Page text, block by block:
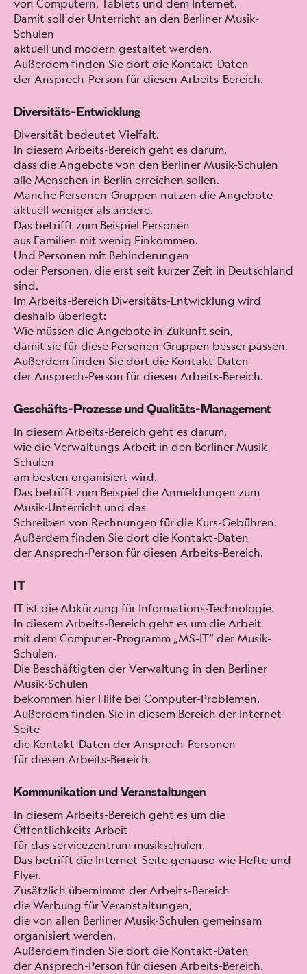
von Com­put­ern, Tablets und dem Inter­net.
Damit soll der Unter­richt an den Berlin­er Musik-
Schulen
aktuell und mod­ern gestal­tet wer­den.
Außer­dem find­en Sie dort die Kon­takt-Dat­en
der Ansprech-Per­son für diesen Arbeits-Bere­ich.
Diversitäts-Entwicklung
Diver­sität bedeutet Vielfalt.
In diesem Arbeits-Bere­ich geht es darum,
dass die Ange­bote von den Berlin­er Musik-Schulen
alle Men­schen in Berlin erre­ichen sollen.
Manche Per­so­n­en-Grup­pen nutzen die Ange­bote
aktuell weniger als andere.
Das bet­rifft zum Beispiel Per­so­n­en
aus Fam­i­lien mit wenig Einkom­men.
Und Per­so­n­en mit Behin­derun­gen
oder Per­so­n­en, die erst seit kurz­er Zeit in Deutsch­land
sind.
Im Arbeits-Bere­ich Diver­sitäts-Entwick­lung wird
deshalb über­legt:
Wie müssen die Ange­bote in Zukun­ft sein,
damit sie für diese Per­so­n­en-Grup­pen bess­er passen.
Außer­dem find­en Sie dort die Kon­takt-Dat­en
der Ansprech-Per­son für diesen Arbeits-Bere­ich.
Geschäfts-Prozesse und Qualitäts-Management
In diesem Arbeits-Bere­ich geht es darum,
wie die Ver­wal­tungs-Arbeit in den Berlin­er Musik-
Schulen
am besten organ­isiert wird.
Das bet­rifft zum Beispiel die Anmel­dun­gen zum
Musik-Unter­richt und das
Schreiben von Rech­nun­gen für die Kurs-Gebühren.
Außer­dem find­en Sie dort die Kon­takt-Dat­en
der Ansprech-Per­son für diesen Arbeits-Bere­ich.
IT
IT ist die Abkürzung für Infor­ma­tions-Tech­nolo­gie.
In diesem Arbeits-Bere­ich geht es um die Arbeit
mit dem Com­put­er-Pro­gramm „MS-IT“ der Musik-
Schulen.
Die Beschäftigten der Ver­wal­tung in den Berlin­er
Musik-Schulen
bekom­men hier Hil­fe bei Com­put­er-Prob­le­men.
Außer­dem find­en Sie in diesem Bere­ich der Inter­net-
Seite
die Kon­takt-Dat­en der Ansprech-Per­so­n­en
für diesen Arbeits-Bere­ich.
Kommunikation und Veranstaltungen
In diesem Arbeits-Bere­ich geht es um die
Öffentlichkeits-Arbeit
für das ser­vicezen­trum musikschulen.
Das bet­rifft die Inter­net-Seite genau­so wie Hefte und
Fly­er.
Zusät­zlich übern­immt der Arbeits-Bere­ich
die Wer­bung für Ver­anstal­tun­gen,
die von allen Berlin­er Musik-Schulen gemein­sam
organ­isiert wer­den.
Außer­dem find­en Sie dort die Kon­takt-Dat­en
der Ansprech-Per­son für diesen Arbeits-Bere­ich.